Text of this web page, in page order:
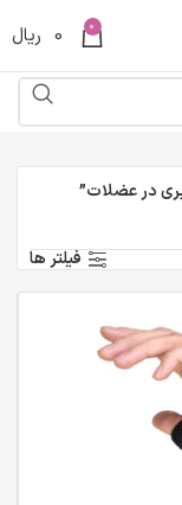
0
0 ریال
در عضلات”
فیلتر ها